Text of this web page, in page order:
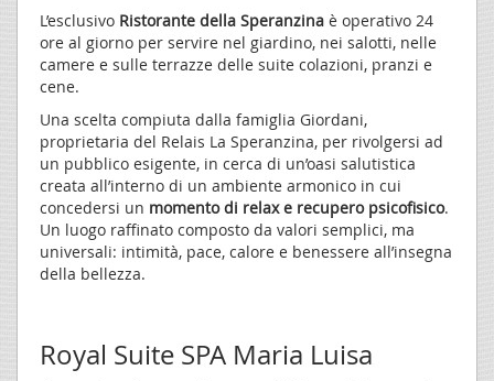
L’esclusivo Ristorante della Speranzina è operativo 24
ore al giorno per servire nel giardino, nei salotti, nelle
camere e sulle terrazze delle suite colazioni, pranzi e
cene.
Una scelta compiuta dalla famiglia Giordani,
proprietaria del Relais La Speranzina, per rivolgersi ad
un pubblico esigente, in cerca di un’oasi salutistica
creata all’interno di un ambiente armonico in cui
concedersi un momento di relax e recupero psicofisico.
Un luogo raffinato composto da valori semplici, ma
universali: intimità, pace, calore e benessere all’insegna
della bellezza.
Royal Suite SPA Maria Luisa